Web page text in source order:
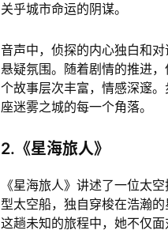
关乎城市命运的阴谋。
音声中，侦探的内心独白和
悬疑氛围。随着剧情的推进
个故事层次丰富，情感深邃
座迷雾之城的每一个角落。
2.《星海旅人》
《星海旅人》讲述了一位太
型太空船，独自穿梭在浩瀚
这趟未知的旅程中，她不仅